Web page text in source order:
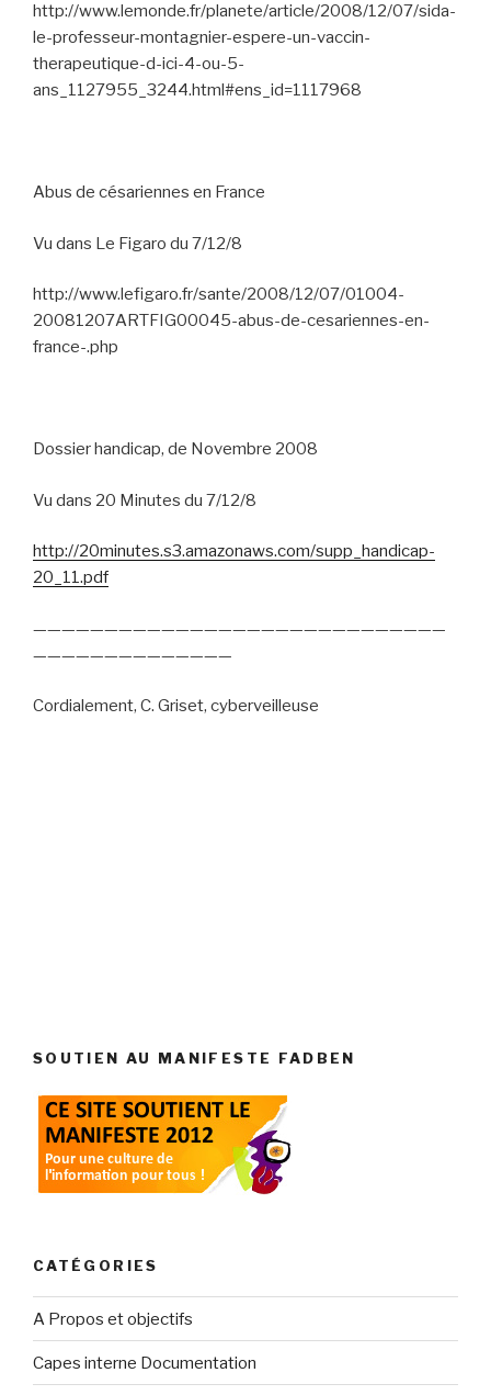
http://www.lemonde.fr/planete/article/2008/12/07/sida-
le-professeur-montagnier-espere-un-vaccin-
therapeutique-d-ici-4-ou-5-
ans_1127955_3244.html#ens_id=1117968
Abus de césariennes en France
Vu dans Le Figaro du 7/12/8
http://www.lefigaro.fr/sante/2008/12/07/01004-
20081207ARTFIG00045-abus-de-cesariennes-en-
france-.php
Dossier handicap, de Novembre 2008
Vu dans 20 Minutes du 7/12/8
http://20minutes.s3.amazonaws.com/supp_handicap-
20_11.pdf
—————————————————————————————
——————————————
Cordialement, C. Griset, cyberveilleuse
SOUTIEN AU MANIFESTE FADBEN
CATÉGORIES
A Propos et objectifs
Capes interne Documentation